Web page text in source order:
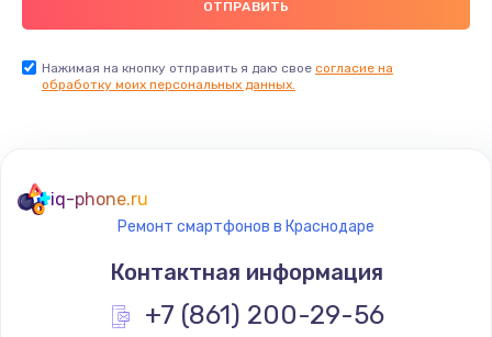
900 руб.
Заказать
1795 руб.
Заказать
Нажимая на кнопку отправить я даю свое согласие на
обработку моих персональных данных.
iq-phone.ru
Ремонт смартфонов в Краснодаре
Контактная информация
+7 (861) 200-29-56